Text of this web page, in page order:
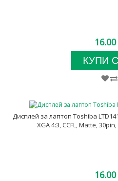
КУПИ
Дисплей за лаптоп Toshiba
XGA 4:3, CCFL, Matte,